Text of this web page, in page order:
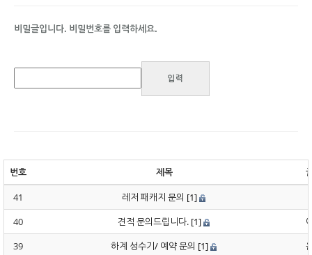
비밀글입니다. 비밀번호를 입력하세요.
번호 제목
41
레저 패캐지 문의 [1]
40
견적 문의드립니다. [1]
39
하계 성수기/ 예약 문의 [1]